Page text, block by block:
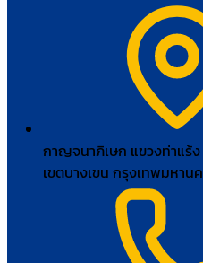
กาญจนาภิเษก แขวงท่าแร้ง
เขตบางเขน กรุงเทพมหาน